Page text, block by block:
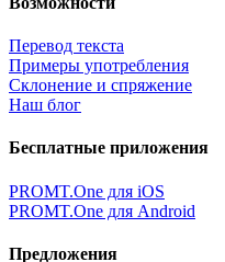
Перевод текста
Примеры употребления
Склонение и спряжение
Наш блог
Бесплатные приложения
PROMT.One для iOS
PROMT.One для Android
Предложения